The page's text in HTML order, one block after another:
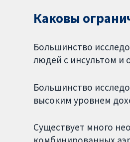
Каковы
Большинство
людей с инсультом
Большинство
высоким уровнем
Существует много